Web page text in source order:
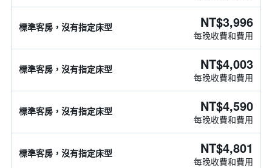
標準客房，沒有指定床型 NT$3,996
每晚收費和費用
標準客房，沒有指定床型 NT$4,003
每晚收費和費用
標準客房，沒有指定床型 NT$4,590
每晚收費和費用
標準客房，沒有指定床型 NT$4,801
每晚收費和費用